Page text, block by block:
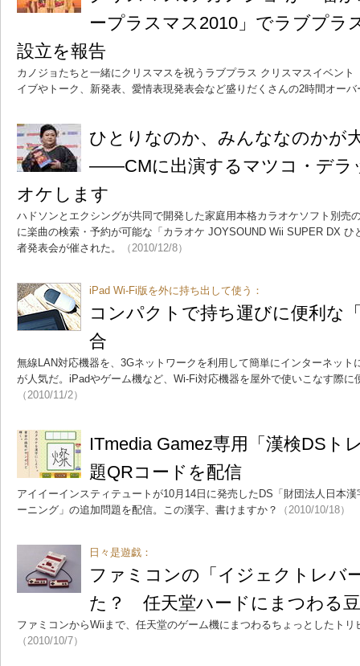
ープラスマス2010」でラブプラ
設立を報告
カノジョたちと一緒にクリスマスを祝うラブプラス クリスマスイベント
イブやトーク、新発表、愛情表現発表会など盛りだくさんの2時間オー
ひとりなのか、みんななのかが
――CMに出演するマツコ・デラ
オケします
ハドソンとエクシングが共同で開発した家庭用本格カラオケソフト別売
に楽曲の検索・予約が可能な「カラオケ JOYSOUND Wii SUPER DX ひ
者発表会が催された。
（2010/12/8）
iPad Wi-Fi版を外に持ち出して使う：
コンパクトで持ち運びに便利な
合
無線LAN対応機器を、3Gネットワークを利用して簡単にインターネット
が人気だ。iPadやゲーム機など、Wi-Fi対応機器を屋外で使いこなす際に
（2010/11/2）
ITmedia Gamez専用「漢検DSト
題QRコードを配信
アイイーインスティテュートが10月14日に発売したDS「財団法人日本
ーニング」の追加問題を配信。この漢字、書けますか？
（2010/10/18）
日々是遊戯：
ファミコンの「イジェクトレバ
た？ 任天堂ハードにまつわる
ファミコンからWiiまで、任天堂のゲーム機にまつわるちょっとしたト
（2010/10/7）